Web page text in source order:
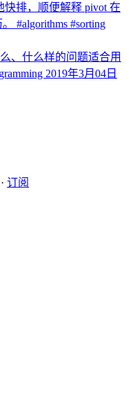
快排，顺便解释 pivot 在
#algorithms #sorting
、什么样的问题适合用
2019年3月04日
· 订阅